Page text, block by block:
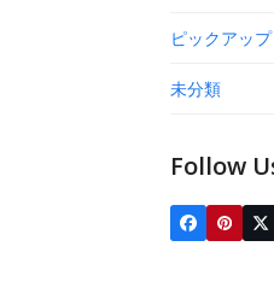
ピックアップ
未分類
Follow
Facebook